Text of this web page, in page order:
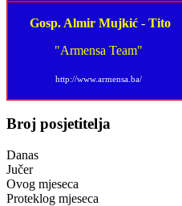
Gosp. Almir Mujkić - Tito
"Armensa Team"
http://www.armensa.ba/
Broj posjetitelja
Danas
Jučer
Ovog mjeseca
Proteklog mjeseca